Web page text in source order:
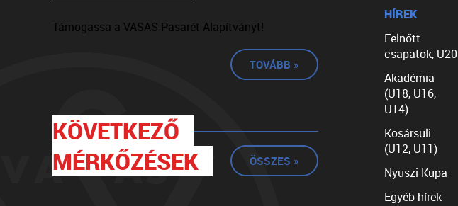
Támogassa a VASAS-Pasarét Alapítványt!
TOVÁBB »
KÖVETKEZŐ
MÉRKŐZÉSEK
ÖSSZES »
HÍREK
Felnőtt
csapatok, U20
Akadémia
(U18, U16,
U14)
Kosársuli
(U12, U11)
Nyuszi Kupa
Egyéb hírek